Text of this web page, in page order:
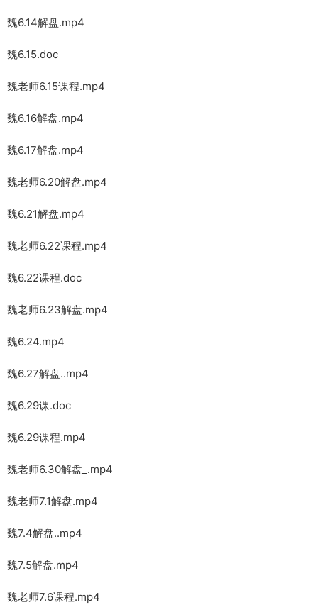
魏6.14解盘.mp4
魏6.15.doc
魏老师6.15课程.mp4
魏6.16解盘.mp4
魏6.17解盘.mp4
魏老师6.20解盘.mp4
魏6.21解盘.mp4
魏老师6.22课程.mp4
魏6.22课程.doc
魏老师6.23解盘.mp4
魏6.24.mp4
魏6.27解盘..mp4
魏6.29课.doc
魏6.29课程.mp4
魏老师6.30解盘_.mp4
魏老师7.1解盘.mp4
魏7.4解盘..mp4
魏7.5解盘.mp4
魏老师7.6课程.mp4